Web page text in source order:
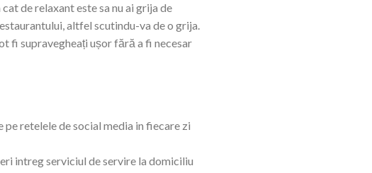
de relaxant este sa nu ai grija de
altfel scutindu-va de o grija.
fi supravegheați ușor fără a fi necesar
retelele de social media in fiecare zi
intreg serviciul de servire la domiciliu